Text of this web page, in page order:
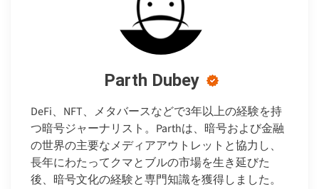
Parth Dubey
DeFi、NFT、メタバースなどで3年以上の経験を持
つ暗号ジャーナリスト。Parthは、暗号および金融
の世界の主要なメディアアウトレットと協力し、
長年にわたってクマとブルの市場を生き延びた
後、暗号文化の経験と専門知識を獲得しました。